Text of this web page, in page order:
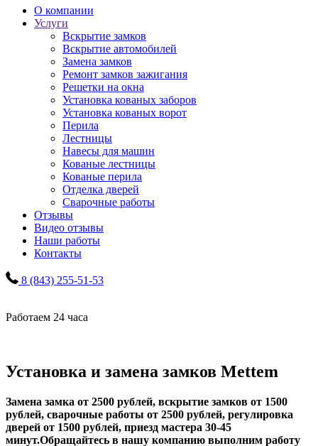
О компании
Услуги
Вскрытие замков
Вскрытие автомобилей
Замена замков
Ремонт замков зажигания
Решетки на окна
Установка кованых заборов
Установка кованых ворот
Перила
Лестницы
Навесы для машин
Кованые лестницы
Кованые перила
Отделка дверей
Сварочные работы
Отзывы
Видео отзывы
Наши работы
Контакты
8 (843) 255-51-53
Работаем 24 часа
Установка и замена замков Mettem
Замена замка от 2500 рублей, вскрытие замков от 1500
рублей, сварочные работы от 2500 рублей, регулировка
дверей от 1500 рублей, приезд мастера 30-45
минут.Обращайтесь в нашу компанию выполним работу